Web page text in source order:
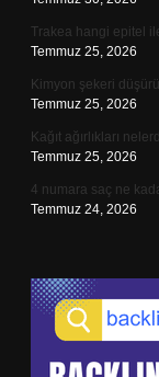
Trakea hangi epitel
Temmuz 25, 2026
Kimyon şekeri
Temmuz 25, 2026
Kağıt ağırlıkları
Temmuz 25, 2026
4 numara saç ne
Temmuz 24, 2026